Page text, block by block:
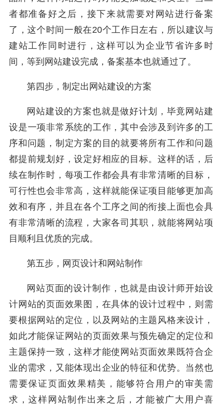
者都准备好之后，接下来就需要对网站进行备案
了，这个时间一般在20个工作日左右，所以建议与
建站工作同时进行，这样可以为企业节省许多时
间，等到网站建设完成，备案基本也就通过了。
第四步，制定出网站建设的方案
网站建设的方案也就是做好计划，毕竟网站建
设是一项非常系统的工作，其中会涉及到许多的工
序和问题，制定方案的目的就要将所有工作和问题
都提前规划好，设定好相应的目标。这样的话，后
续在制作时，每项工作都会具有非常清晰的目标，
可行性也会非常高，这样就能保证项目能够更加高
效和有序，并且在各个工序之间的衔接上面也会具
有非常清晰的流程，大家各司其职，就能将网站项
目顺利且优质的完成。
第五步，网页设计和网站制作
网站页面的设计制作，也就是由设计师开始设
计网站的页面效果图，在具体的设计过程中，则需
要根据网站的定位，以及网站的主题风格来设计，
如此才能保证网站的页面效果与预先确定的定位和
主题保持一致，这样才能使网站页面效果既符合企
业的需求，又能体现出企业的特征和优势。当然也
需要保证页面效果精美，能够符合用户的审美需
求，这样网站制作出来之后，才能被广大用户喜